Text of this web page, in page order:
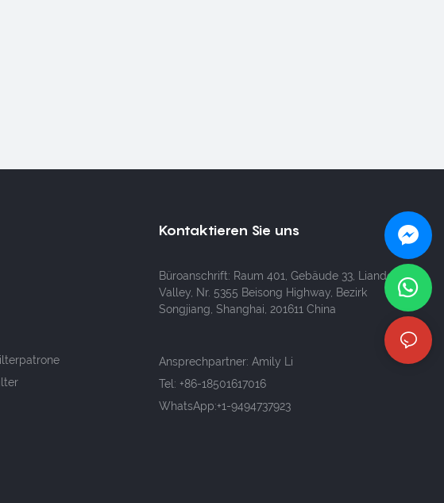
Kontaktieren Sie uns
Büroanschrift: Raum 401, Gebäude 33, Liando U
Valley, Nr. 5355 Beisong Highway, Bezirk
Songjiang, Shanghai, 201611 China
Ansprechpartner: Amily Li
Tel: +86-18501617016
WhatsApp:+1-9494737923